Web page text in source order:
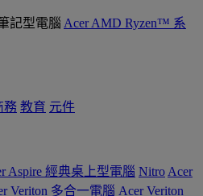
Acer AMD Ryzen™ 系
務 教育 元件
Aspire 經典桌上型電腦 Nitro Acer
Veriton 多合一電腦 Acer Veriton